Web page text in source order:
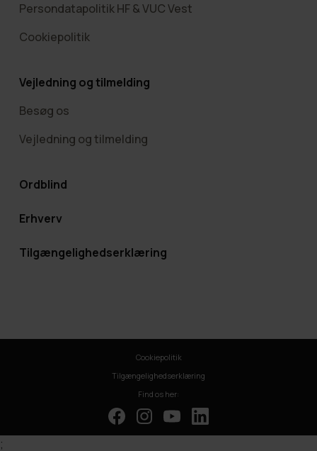
Persondatapolitik HF & VUC Vest
Cookiepolitik
Vejledning og tilmelding
Besøg os
Vejledning og tilmelding
Ordblind
Erhverv
Tilgængelighedserklæring
Cookiepolitik
Tilgængelighedserklæring
Find os her:
;